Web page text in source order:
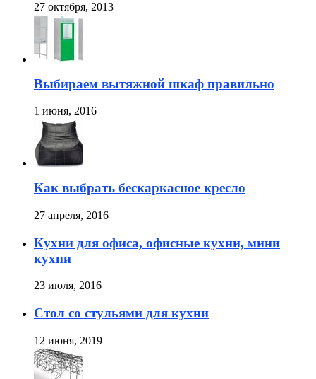
27 октября, 2013
Выбираем вытяжной шкаф правильно
1 июня, 2016
Как выбрать бескаркасное кресло
27 апреля, 2016
Кухни для офиса, офисные кухни, мини
кухни
23 июля, 2016
Стол со стульями для кухни
12 июня, 2019